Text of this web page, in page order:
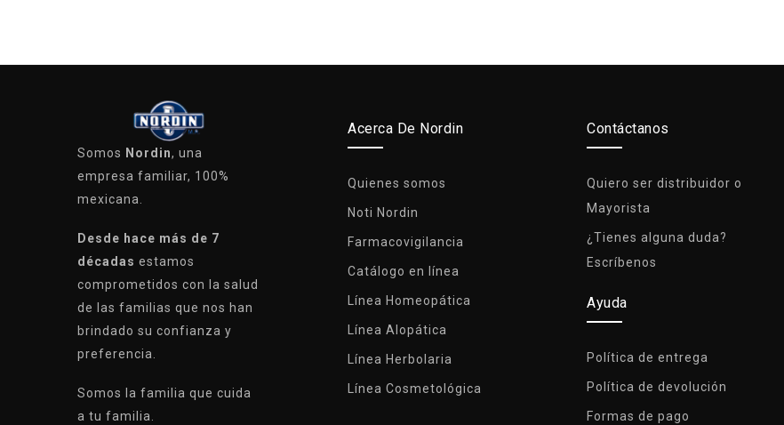
Somos Nordin, una
empresa familiar, 100%
mexicana.
Desde hace más de 7
décadas estamos
comprometidos con la salud
de las familias que nos han
brindado su confianza y
preferencia.
Somos la familia que cuida
a tu familia.
Acerca De Nordin
Quienes somos
Noti Nordin
Farmacovigilancia
Catálogo en línea
Línea Homeopática
Línea Alopática
Línea Herbolaria
Línea Cosmetológica
Contáctanos
Quiero ser distribuidor o
Mayorista
¿Tienes alguna duda?
Escríbenos
Ayuda
Política de entrega
Política de devolución
Formas de pago